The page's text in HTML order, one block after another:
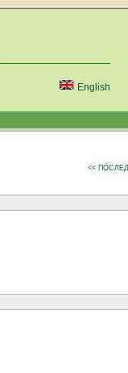
English
<<